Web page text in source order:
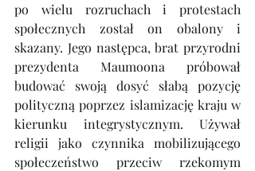
po wielu rozruchach i protestach
społecznych został on obalony i
skazany. Jego następca, brat przyrodni
prezydenta Maumoona próbował
budować swoją dosyć słabą pozycję
polityczną poprzez islamizację kraju w
kierunku integrystycznym. Używał
religii jako czynnika mobilizującego
społeczeństwo przeciw rzekomym